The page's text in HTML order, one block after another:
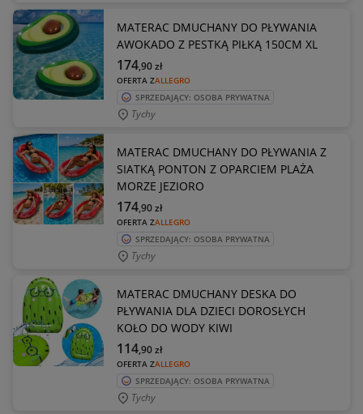
MATERAC DMUCHANY DO PŁYWANIA
AWOKADO Z PESTKĄ PIŁKĄ 150CM XL
OFERTA ZALLEGRO
174,90zł
SPRZEDAJĄCY: OSOBA PRYWATNA
Tychy
MATERAC DMUCHANY DO PŁYWANIA Z
SIATKĄ PONTON Z OPARCIEM PLAŻA
MORZE JEZIORO
OFERTA ZALLEGRO
174,90zł
SPRZEDAJĄCY: OSOBA PRYWATNA
Tychy
MATERAC DMUCHANY DESKA DO
PŁYWANIA DLA DZIECI DOROSŁYCH
KOŁO DO WODY KIWI
OFERTA ZALLEGRO
114,90zł
SPRZEDAJĄCY: OSOBA PRYWATNA
Tychy